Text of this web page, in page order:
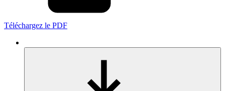
Téléchargez le PDF